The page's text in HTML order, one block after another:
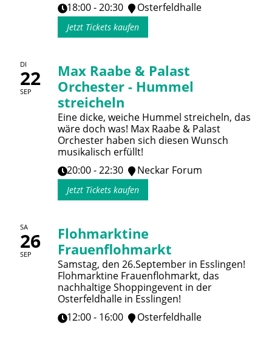
18:00 - 20:30
Osterfeldhalle
Jetzt Tickets kaufen
DI
22
SEP
Max Raabe & Palast
Orchester - Hummel
streicheln
Eine dicke, weiche Hummel streicheln, das
wäre doch was! Max Raabe & Palast
Orchester haben sich diesen Wunsch
musikalisch erfüllt!
20:00 - 22:30
Neckar Forum
Jetzt Tickets kaufen
SA
26
SEP
Flohmarktine
Frauenflohmarkt
Samstag, den 26.September in Esslingen!
Flohmarktine Frauenflohmarkt, das
nachhaltige Shoppingevent in der
Osterfeldhalle in Esslingen!
12:00 - 16:00
Osterfeldhalle